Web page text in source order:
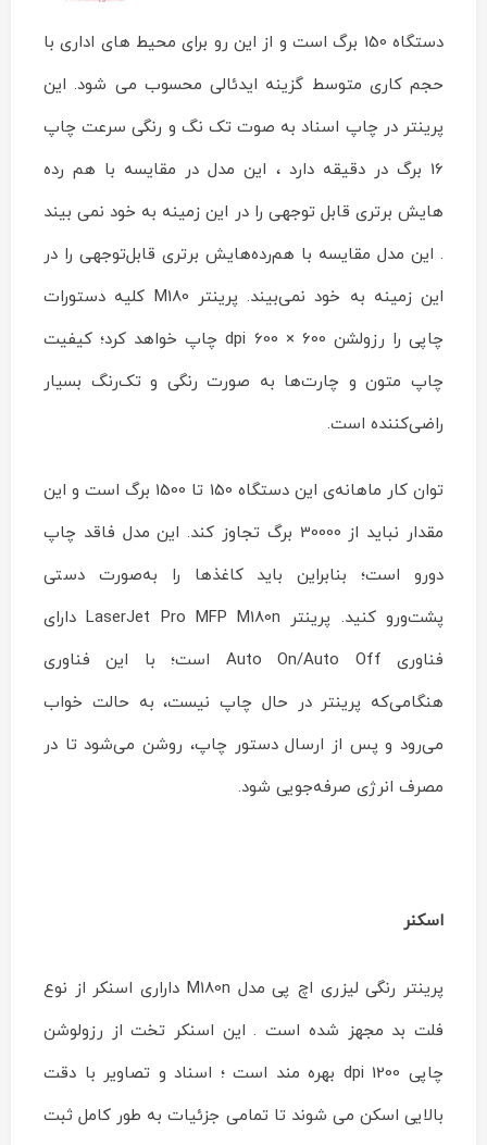
دستگاه 150 برگ است و از این رو برای محیط های اداری با
حجم کاری متوسط گزینه ایدئالی محسوب می شود. این
پرینتر در چاپ اسناد به صوت تک نگ و رنگی سرعت چاپ
16 برگ در دقیقه دارد ، این مدل در مقایسه با هم رده
هایش برتری قابل توجهی را در این زمینه به خود نمی بیند
. این مدل مقایسه با هم‌رده‌هایش برتری قابل‌توجهی را در
این زمینه به خود نمی‌بیند. پرینتر M180 کلیه دستورات
چاپی را رزولشن 600 × 600 dpi چاپ خواهد کرد؛ کیفیت
چاپ‌ متون و چارت‌ها به صورت رنگی و تک‌رنگ بسیار
راضی‌کننده است.
توان کار ماهانه‌ی این دستگاه 150 تا 1500 برگ است و این
مقدار نباید از 30000 برگ تجاوز کند. این مدل فاقد چاپ
دورو است‌؛ بنابراین باید کاغذها را به‌صورت دستی
پشت‌ورو کنید. پرینتر LaserJet Pro MFP M180n دارای
فناوری Auto On/Auto Off است؛ با این فناوری
هنگامی‌که پرینتر در حال چاپ نیست، به حالت خواب
می‌رود و پس از ارسال دستور چاپ، روشن می‌شود تا در
مصرف انرژی صرفه‌جویی شود.
اسکنر
پرینتر رنگی لیزری اچ پی مدل M180n داراری اسنکر از نوع
فلت بد مجهز شده است . این اسنکر تخت از رزولوشن
چاپی 1200 dpi بهره مند است ؛ اسناد و تصاویر با دقت
بالایی اسکن می شوند تا تمامی جزئیات به طور کامل ثبت